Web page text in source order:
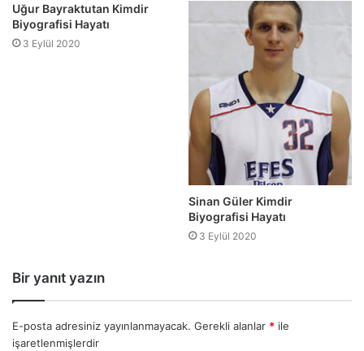
Uğur Bayraktutan Kimdir
Biyografisi Hayatı
3 Eylül 2020
Sinan Güler Kimdir
Biyografisi Hayatı
3 Eylül 2020
Bir yanıt yazın
E-posta adresiniz yayınlanmayacak. Gerekli alanlar * ile
işaretlenmişlerdir